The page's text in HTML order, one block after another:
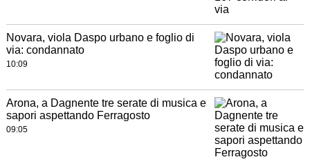
Novara, viola Daspo urbano e foglio di
via: condannato
10:09
Arona, a Dagnente tre serate di musica e
sapori aspettando Ferragosto
09:05